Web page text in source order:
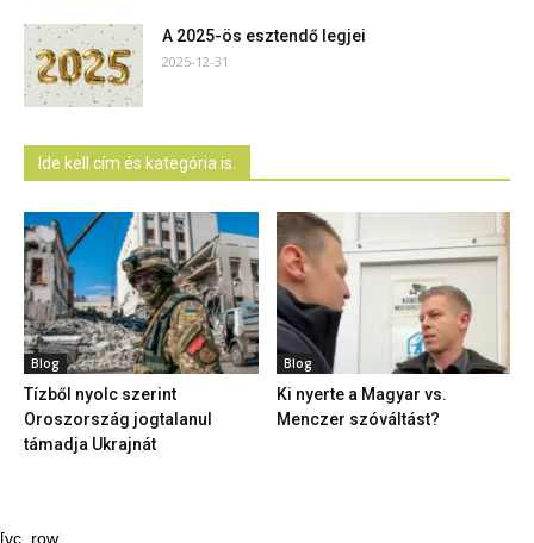
A 2025-ös esztendő legjei
2025-12-31
Ide kell cím és kategória is.
Blog
Tízből nyolc szerint
Oroszország jogtalanul
támadja Ukrajnát
Blog
Ki nyerte a Magyar vs.
Menczer szóváltást?
[vc_row